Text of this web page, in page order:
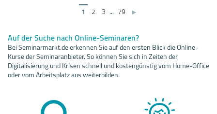
1 2 3 ... 79 ▶
Auf der Suche nach Online-Seminaren?
Bei Seminarmarkt.de erkennen Sie auf den ersten Blick die Online-
Kurse der Seminaranbieter. So können Sie sich in Zeiten der
Digitalisierung und Krisen schnell und kostengünstig vom Home-Office
oder vom Arbeitsplatz aus weiterbilden.